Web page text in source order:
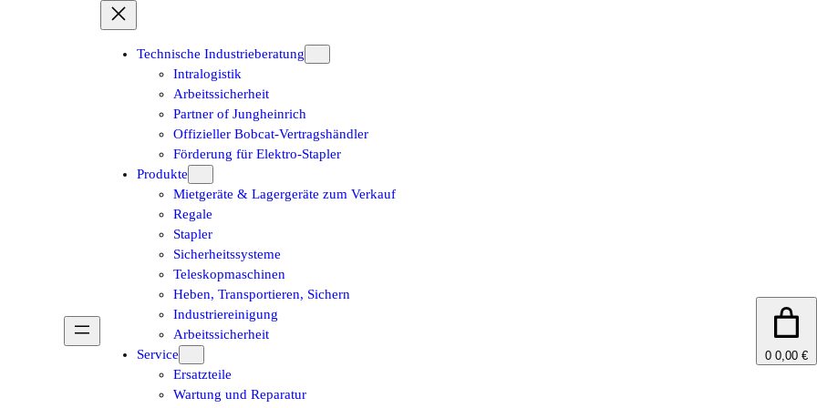
Technische Industrieberatung
Intralogistik
Arbeitssicherheit
Partner of Jungheinrich
Offizieller Bobcat-Vertragshändler
Förderung für Elektro-Stapler
Produkte
Mietgeräte & Lagergeräte zum Verkauf
Regale
Stapler
Sicherheitssysteme
Teleskopmaschinen
Heben, Transportieren, Sichern
Industriereinigung
Arbeitssicherheit
Service
Ersatzteile
Wartung und Reparatur
0 0,00 €